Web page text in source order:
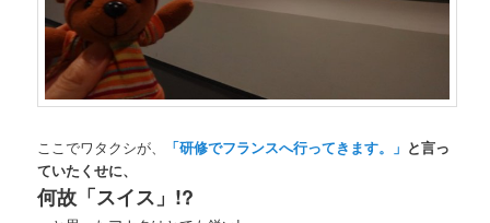
ここでワタクシが、 「研修でフランスへ行ってきます。」 と言っ
ていたくせに、
何故「スイス」!?